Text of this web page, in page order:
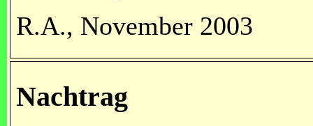
R.A., November 2003
Nachtrag